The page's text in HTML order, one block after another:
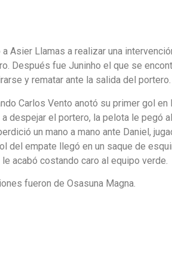
Llamas a realizar una
Después fue Juninho el que se
y rematar ante la salida del portero.
Carlos Vento anotó su primer gol
el portero, la pelota le pegó
un mano a mano ante Daniel,
empate llegó en un saque de
acabó costando caro al equipo verde.
fueron de Osasuna Magna.